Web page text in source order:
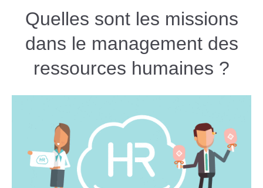
Quelles sont les missions
dans le management des
ressources humaines ?